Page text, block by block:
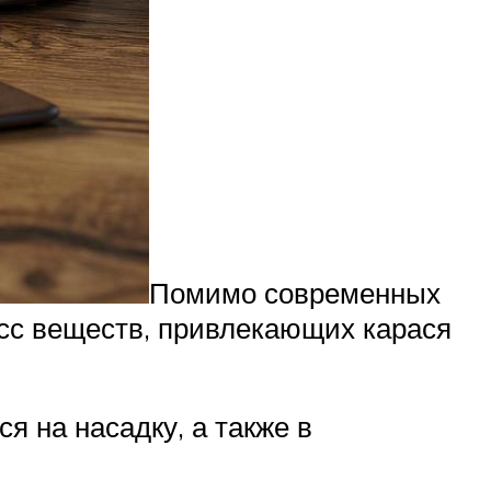
Помимо современных
веществ, привлекающих карася
на насадку, а также в